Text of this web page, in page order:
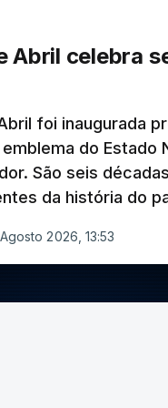
Abril celebra
foi inaugurada
emblema do Estado
São seis
da história do
2026, 13:53